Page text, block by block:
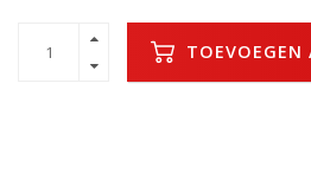
TOEVOEGEN